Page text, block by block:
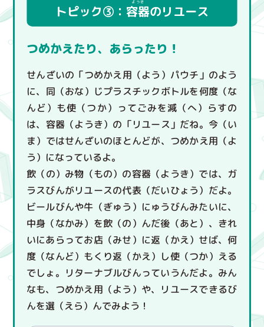
トピック③： 容器のリユース
つめかえたり、あらったり！
せんざいの「つめかえ用（よう）パウチ」のよう
に、同（おな）じプラスチックボトルを何度（な
んど）も使（つか）ってごみを減（へ）らすの
は、容器（ようき）の「リユース」だね。今（い
ま）ではせんざいのほとんどが、つめかえ用（よ
う）になっているよ。
飲（の）み物（もの）の容器（ようき）では、ガ
ラスびんがリユースの代表（だいひょう）だよ。
ビールびんや牛（ぎゅう）にゅうびんみたいに、
中身（なかみ）を飲（の）んだ後（あと）、きれ
いにあらってお店（みせ）に返（かえ）せば、何
度（なんど）もくり返（かえ）し使（つか）える
でしょ。リターナブルびんっていうんだよ。みん
なも、つめかえ用（よう）や、リユースできるび
んを選（えら）んでみよう！